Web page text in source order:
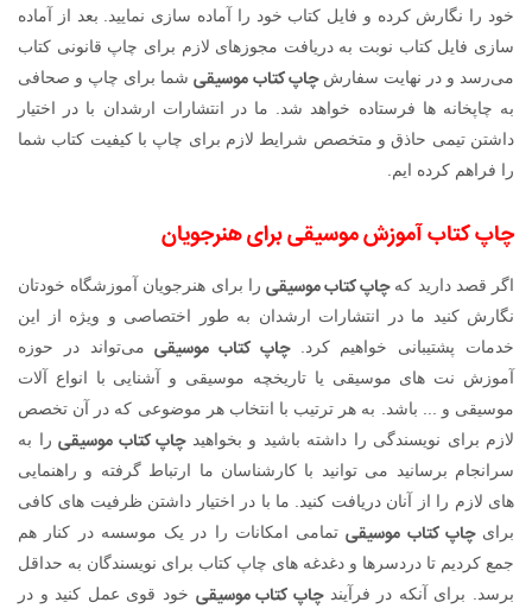
خود را نگارش کرده و فایل کتاب خود را آماده سازی نمایید. بعد از آماده
سازی فایل کتاب نوبت به دریافت مجوزهای لازم برای چاپ قانونی کتاب
می‌رسد و در نهایت سفارشچاپ کتاب موسیقیشما برای چاپ و صحافی
به چاپخانه ها فرستاده خواهد شد. ما در انتشارات ارشدان با در اختیار
داشتن تیمی حاذق و متخصص شرایط لازم برای چاپ با کیفیت کتاب شما
را فراهم کرده ایم.
چاپ کتاب آموزش موسیقی برای هنرجویان
اگر قصد دارید کهچاپ کتاب موسیقی را برای هنرجویان آموزشگاه خودتان
نگارش کنید ما در انتشارات ارشدان به طور اختصاصی و ویژه از این
خدمات پشتیبانی خواهیم کرد.چاپ کتاب موسیقیمی‌تواند در حوزه
آموزش نت های موسیقی یا تاریخچه موسیقی و آشنایی با انواع آلات
موسیقی و ... باشد. به هر ترتیب با انتخاب هر موضوعی که در آن تخصص
لازم برای نویسندگی را داشته باشید و بخواهیدچاپ کتاب موسیقی را به
سرانجام برسانید می توانید با کارشناسان ما ارتباط گرفته و راهنمایی
های لازم را از آنان دریافت کنید. ما با در اختیار داشتن ظرفیت های کافی
برایچاپ کتاب موسیقیتمامی امکانات را در یک موسسه در کنار هم
جمع کردیم تا دردسرها و دغدغه های چاپ کتاب برای نویسندگان به حداقل
برسد. برای آنکه در فرآیندچاپ کتاب موسیقی خود قوی عمل کنید و در